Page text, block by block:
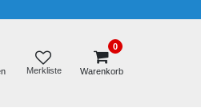
Merkliste
0
Warenkorb